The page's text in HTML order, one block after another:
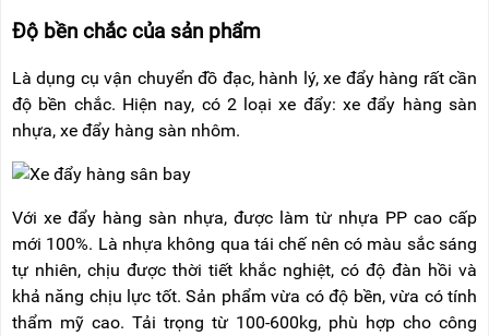
THIỆU
ĐẠI
LÝ
BẢO
HỆ
CÔNG
NGHIỆP
THANG
NHÔM
GIÀN
GIÁO
VÁN
RẢNH
XE
ĐẨY
HÀNG
Độ bền chắc của sản phẩm
Là dụng cụ vận chuyển đồ đạc, hành lý, xe đẩy hàng rất cần
độ bền chắc. Hiện nay, có 2 loại xe đẩy: xe đẩy hàng sàn
nhựa, xe đẩy hàng sàn nhôm.
Với xe đẩy hàng sàn nhựa, được làm từ nhựa PP cao cấp
mới 100%. Là nhựa không qua tái chế nên có màu sắc sáng
tự nhiên, chịu được thời tiết khắc nghiệt, có độ đàn hồi và
khả năng chịu lực tốt. Sản phẩm vừa có độ bền, vừa có tính
thẩm mỹ cao. Tải trọng từ 100-600kg, phù hợp cho công